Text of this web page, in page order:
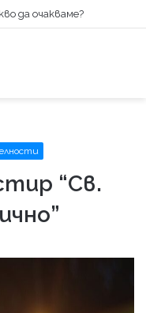
да очакваме?
“Св.